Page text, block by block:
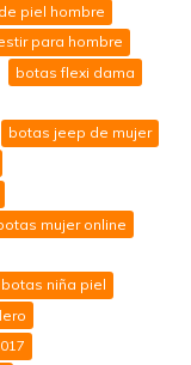
piel hombre
para hombre
botas flexi dama
botas jeep de mujer
mujer online
botas niña piel